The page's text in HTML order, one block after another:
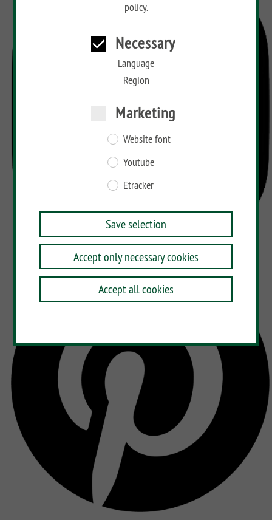
policy.
Necessary
Language
Region
Marketing
Website font
Youtube
Etracker
Save selection
Accept only necessary cookies
Accept all cookies